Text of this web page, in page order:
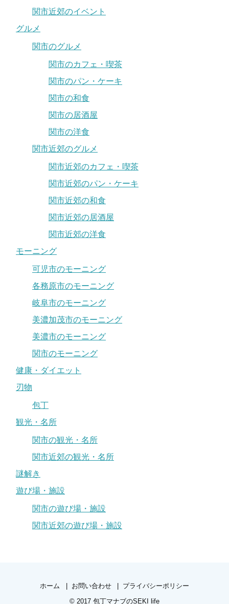
関市近郊のイベント
グルメ
関市のグルメ
関市のカフェ・喫茶
関市のパン・ケーキ
関市の和食
関市の居酒屋
関市の洋食
関市近郊のグルメ
関市近郊のカフェ・喫茶
関市近郊のパン・ケーキ
関市近郊の和食
関市近郊の居酒屋
関市近郊の洋食
モーニング
可児市のモーニング
各務原市のモーニング
岐阜市のモーニング
美濃加茂市のモーニング
美濃市のモーニング
関市のモーニング
健康・ダイエット
刃物
包丁
観光・名所
関市の観光・名所
関市近郊の観光・名所
謎解き
遊び場・施設
関市の遊び場・施設
関市近郊の遊び場・施設
ホーム お問い合わせ
プライバシーポリシー
© 2017 包丁マナブのSEKI life